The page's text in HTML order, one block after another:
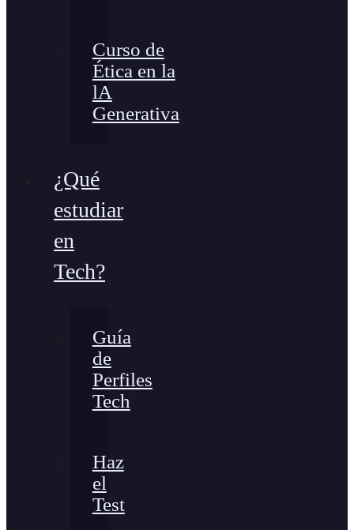
Curso de
Ética en la
lA
Generativa
¿Qué
estudiar
en
Tech?
Guía
de
Perfiles
Tech
Haz
el
Test